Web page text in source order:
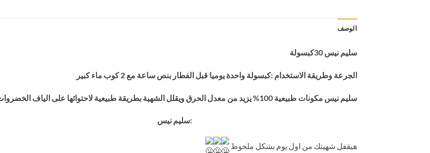
الوصف
سليم نيس 30كبسولة
الجرعة وطريقة الاستخدام :كبسولة واحدة يوميا قبل الفطار بنص ساعة مع 2 كوب ماء كبير
سليم نيس مكونات طبيعية 100% يزيد من معدل الحرق ويقلل الشهية بطريقة طبيعية لاحتوائها على الياف الخضروات والفاكهه
:سليم نيس
هيقفل شهيتك من اول يوم بشكل ملحوظ